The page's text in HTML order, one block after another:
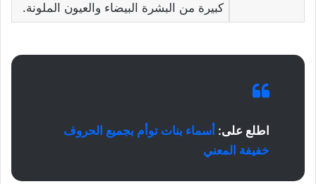
كبيرة من البشرة البيضاء والعيون الملونة.
اطلع على: أسماء بنات توأم بجميع الحروف
خفيفة المعني